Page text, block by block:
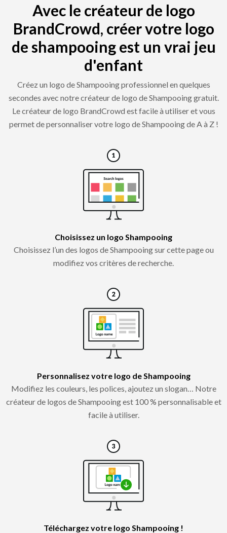
Avec le créateur de logo
BrandCrowd, créer votre logo
de shampooing est un vrai jeu
d'enfant
Créez un logo de Shampooing professionnel en quelques
secondes avec notre créateur de logo de Shampooing gratuit.
Le créateur de logo BrandCrowd est facile à utiliser et vous
permet de personnaliser votre logo de Shampooing de A à Z !
Choisissez un logo Shampooing
Choisissez l’un des logos de Shampooing sur cette page ou
modifiez vos critères de recherche.
Personnalisez votre logo de Shampooing
Modifiez les couleurs, les polices, ajoutez un slogan… Notre
créateur de logos de Shampooing est 100 % personnalisable et
facile à utiliser.
Téléchargez votre logo Shampooing !